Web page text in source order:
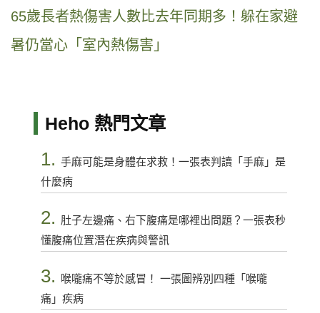
65歲長者熱傷害人數比去年同期多！躲在家避
暑仍當心「室內熱傷害」
Heho 熱門文章
1. 手麻可能是身體在求救！一張表判讀「手麻」是
什麼病
2. 肚子左邊痛、右下腹痛是哪裡出問題？一張表秒
懂腹痛位置潛在疾病與警訊
3.
喉嚨痛不等於感冒！ 一張圖辨別四種「喉嚨
痛」疾病